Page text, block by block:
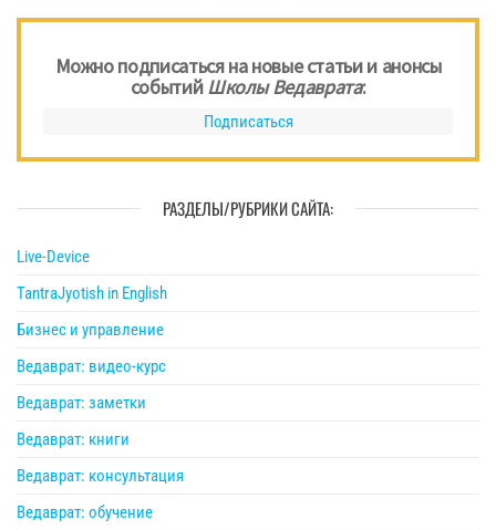
Можно подписаться на новые статьи и анонсы
событийШколы Ведаврата:
Подписаться
РАЗДЕЛЫ/РУБРИКИ САЙТА:
Live-Device
TantraJyotish in English
Бизнес и управление
Ведаврат: видео-курс
Ведаврат: заметки
Ведаврат: книги
Ведаврат: консультация
Ведаврат: обучение